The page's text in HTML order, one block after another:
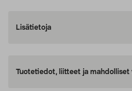
Lisätietoja
Tuotetiedot, liitteet ja mahdolliset